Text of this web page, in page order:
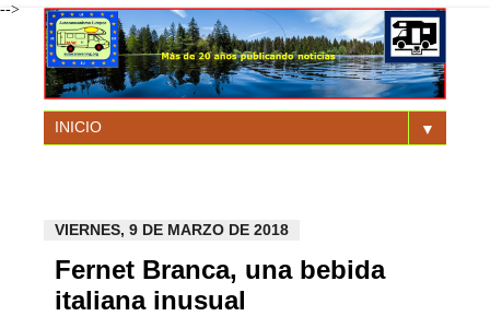
-->
▼
VIERNES, 9 DE MARZO DE 2018
Fernet Branca, una bebida
italiana inusual